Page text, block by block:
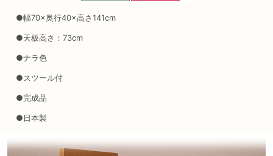
●幅70×奥行40×高さ141cm
●天板高さ：73cm
●ナラ色
●スツール付
●完成品
●日本製